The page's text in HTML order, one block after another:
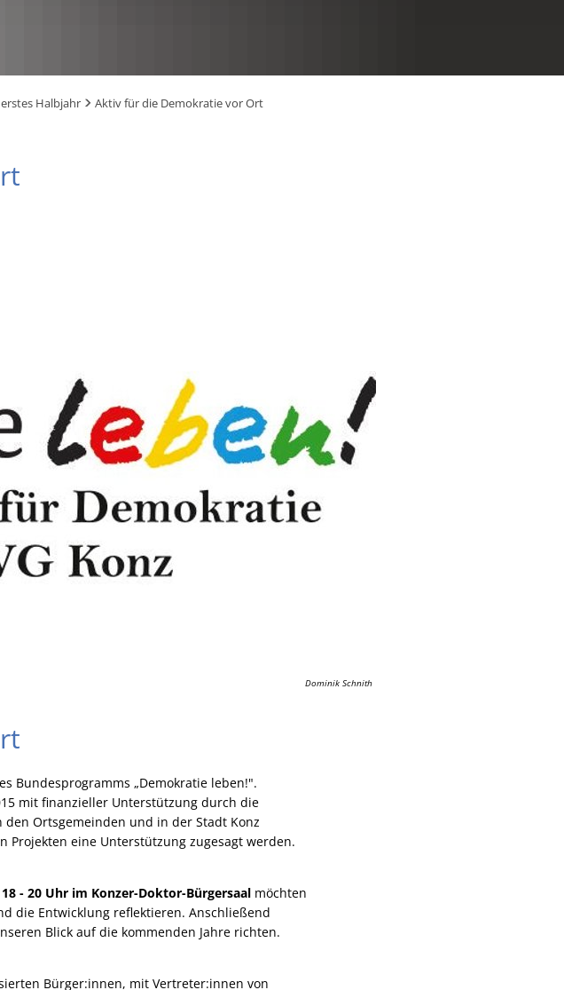
Halbjahr Aktiv für die Demokratie vor Ort
Dominik Schnith
Bundesprogramms „Demokratie leben!".
mit finanzieller Unterstützung durch die
Ortsgemeinden und in der Stadt Konz
Projekten eine Unterstützung zugesagt werden.
- 20 Uhr im Konzer-Doktor-Bürgersaal möchten
die Entwicklung reflektieren. Anschließend
Blick auf die kommenden Jahre richten.
Bürger:innen, mit Vertreter:innen von